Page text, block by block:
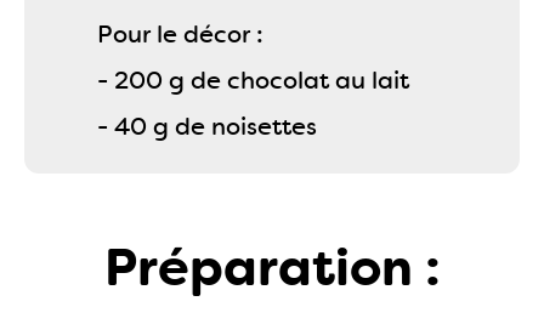
Pour le décor :
- 200 g de chocolat au lait
- 40 g de noisettes
Préparation :